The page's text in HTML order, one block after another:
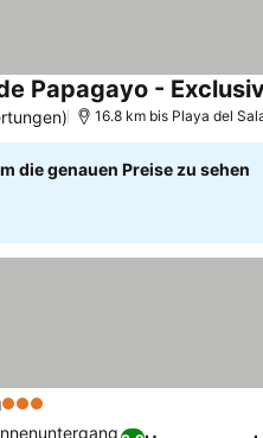
Papagayo -
16.8 km bis Playa del
die genauen Preise zu sehen
3 Sterne